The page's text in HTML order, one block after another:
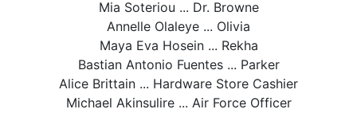
Mia Soteriou ... Dr. Browne
Annelle Olaleye ... Olivia
Maya Eva Hosein ... Rekha
Bastian Antonio Fuentes ... Parker
Alice Brittain ... Hardware Store Cashier
Michael Akinsulire ... Air Force Officer